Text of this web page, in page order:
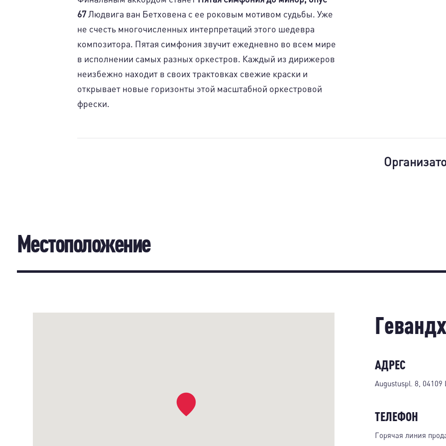
67Людвига ван Бетховена с ее роковым мотивом судьбы. Уже
не счесть многочисленных интерпретаций этого шедевра
композитора. Пятая симфония звучит ежедневно во всем мире
в исполнении самых разных оркестров. Каждый из дирижеров
неизбежно находит в своих трактовках свежие краски и
открывает новые горизонты этой масштабной оркестровой
фрески.
Местоположение
АДРЕС
Augustuspl. 8, 04109
ТЕЛЕФОН
Горячая линия